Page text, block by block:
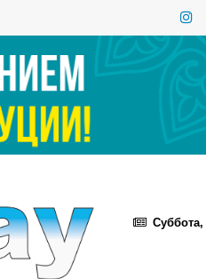
Суббота,